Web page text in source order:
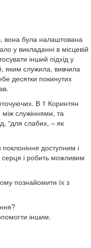
вона була налаштована
у викладанні в місцевій
інший підхід у
яким служила, вивчила
десятки покинутих
В 1 Коринтян
служіннями, та
“для слабих, – як
доступним і
серця і робить можливим
познайомити їх з
іншим.